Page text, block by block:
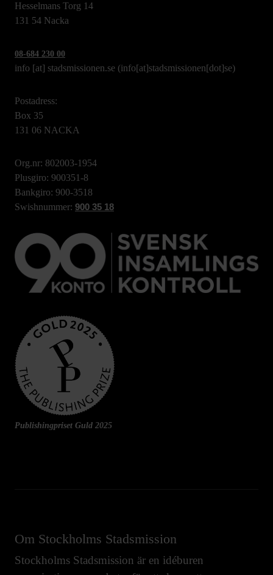
Hesselmans Torg 14
131 54 Nacka
08-684 230 00
info [at] stadsmissionen.se (info[at]stadsmissionen[dot]se)
Postadress:
Box 35
131 06 NACKA
Org.nr: 802003-1954
Plusgiro: 900351-8
Bankgiro: 900-3518
Swishnummer: 900 35 18
Publishingpriset Guld 2025
Om Stockholms Stadsmission
Stockholms Stadsmission är en idéburen